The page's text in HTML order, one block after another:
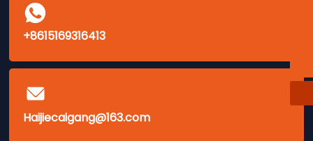
+8615169316413
Haijiecaigang@163.com
+8615169316413
+8615650357879